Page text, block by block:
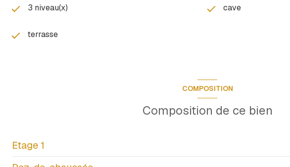
3 niveau(x) cave
terrasse
COMPOSITION
Composition de ce bien
Etage 1